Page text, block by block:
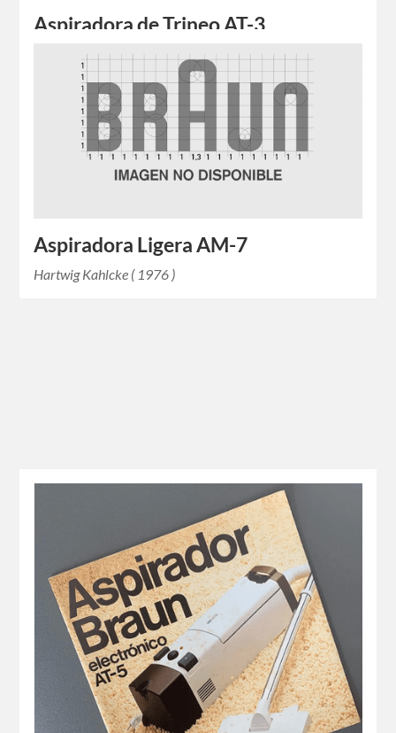
Aspiradora de Trineo AT-3
Dieter Rams ( 1977 )
Aspiradora Ligera AM-7
Hartwig Kahlcke ( 1976 )